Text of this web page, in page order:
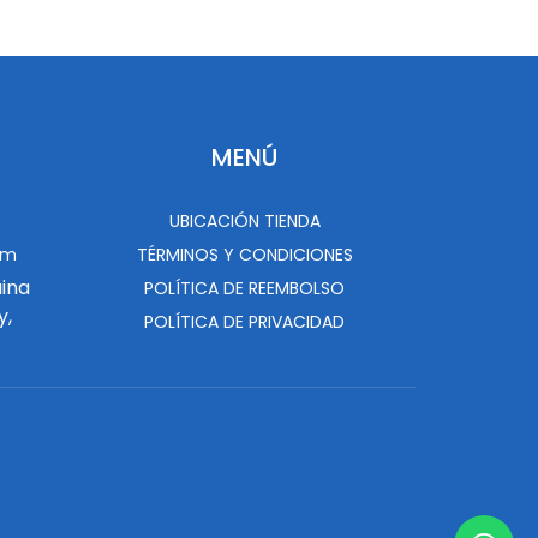
MENÚ
UBICACIÓN TIENDA
TÉRMINOS Y CONDICIONES
POLÍTICA DE REEMBOLSO
POLÍTICA DE PRIVACIDAD